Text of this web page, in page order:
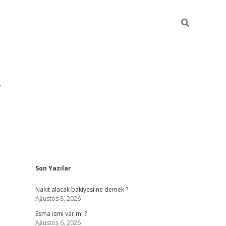
Sidebar
Son Yazılar
Nakit alacak bakiyesi ne demek ?
Ağustos 8, 2026
Esma ismi var mı ?
Ağustos 6, 2026